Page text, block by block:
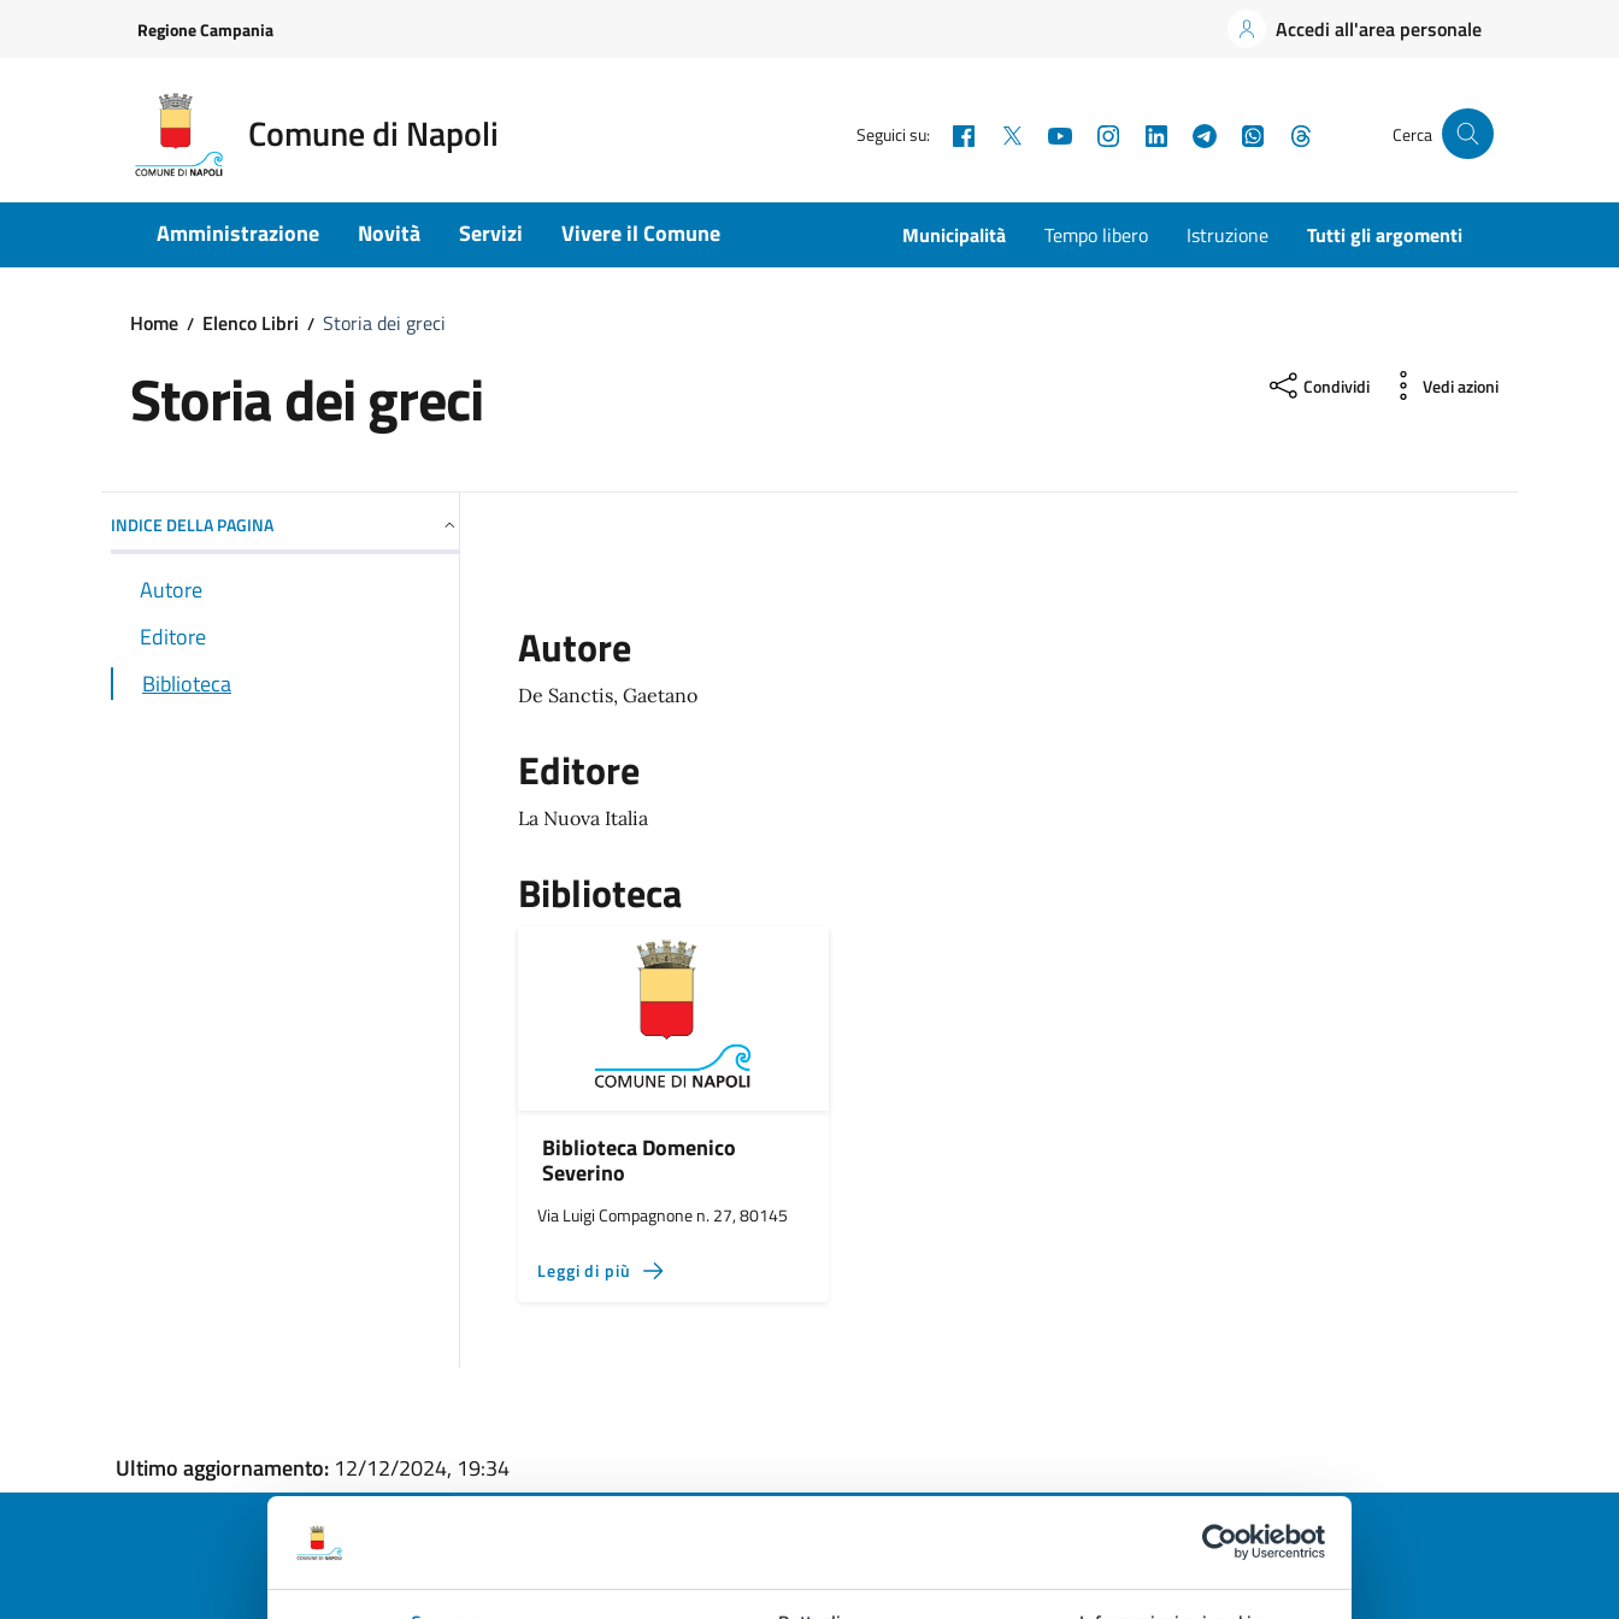
Regione Campania Accedi all'area personale
Comune di Napoli Seguici su: Facebook YouTubeInstagramLinkedInTelegramWhatsApp Cerca
Amministrazione Novità Servizi Vivere il Comune Municipalità Tempo libero Istruzione Tutti gli argomenti
Home Elenco Libri Storia dei greci
Storia dei greci Condividi Vedi azioni
INDICE DELLA PAGINA
Autore
Editore
Biblioteca
Autore
De Sanctis, Gaetano
Editore
La Nuova Italia
Biblioteca
Biblioteca Domenico
Severino
Via Luigi Compagnone n. 27, 80145
Leggi di più
Ultimo aggiornamento: 12/12/2024, 19:34